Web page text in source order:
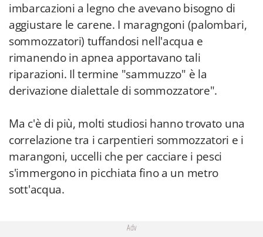
imbarcazioni a legno che avevano bisogno di
aggiustare le carene. I maragngoni (palombari,
sommozzatori) tuffandosi nell'acqua e
rimanendo in apnea apportavano tali
riparazioni. Il termine "sammuzzo" è la
derivazione dialettale di sommozzatore".
Ma c'è di più, molti studiosi hanno trovato una
correlazione tra i carpentieri sommozzatori e i
marangoni, uccelli che per cacciare i pesci
s'immergono in picchiata fino a un metro
sott'acqua.
Adv